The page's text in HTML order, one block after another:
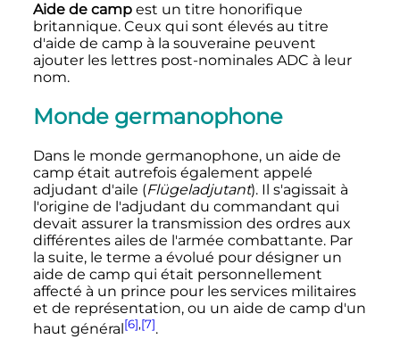
Aide de campest un titre honorifique
britannique. Ceux qui sont élevés au titre
d'aide de camp à la souveraine peuvent
ajouter les lettres post-nominales ADC à leur
nom.
Monde germanophone
Dans le monde germanophone, un aide de
camp était autrefois également appelé
adjudant d'aile (Flügeladjutant). Il s'agissait à
l'origine de l'adjudant du commandant qui
devait assurer la transmission des ordres aux
différentes ailes de l'armée combattante. Par
la suite, le terme a évolué pour désigner un
aide de camp qui était personnellement
affecté à un prince pour les services militaires
et de représentation, ou un aide de camp d'un
haut général [6],[7].